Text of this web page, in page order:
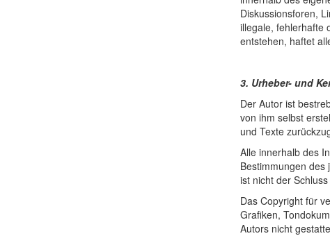
Diskussionsforen,
illegale, fehlerhafte
entstehen, haftet
3. Urheber- und
Der Autor ist
von ihm selbst
und Texte
Alle innerhalb des
Bestimmungen des
ist nicht der
Das Copyright für
Grafiken,
Autors nicht